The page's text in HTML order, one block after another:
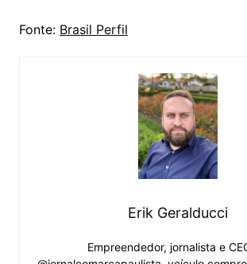
Fonte: Brasil Perfil
Erik Geralducci
Empreendedor, jornalista e